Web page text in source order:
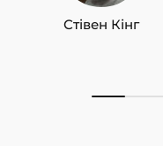
Стівен Кінг